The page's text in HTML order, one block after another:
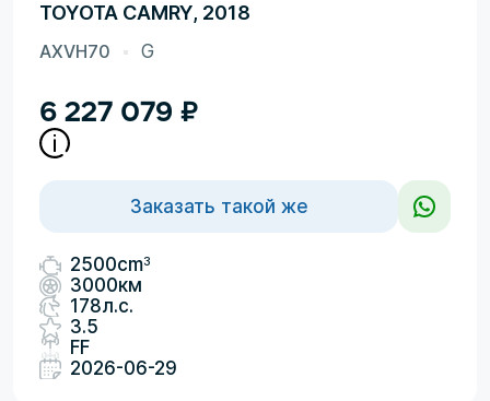
TOYOTA CAMRY, 2018
AXVH70 G
6 227 079 ₽
Заказать такой же
2500cm3
3000км
178л.с.
3.5
FF
2026-06-29